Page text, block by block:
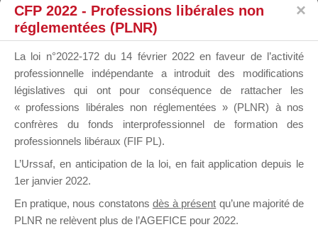
DU
DIRIGEANT
il y a un mois
CFP 2022 - Professions libérales non
réglementées (PLNR)
La loi n°2022-172 du 14 février 2022 en faveur de l’activité
professionnelle indépendante a introduit des modifications
législatives qui ont pour conséquence de rattacher les
« professions libérales non réglementées » (PLNR) à nos
confrères du fonds interprofessionnel de formation des
professionnels libéraux (FIF PL).
L’Urssaf, en anticipation de la loi, en fait application depuis le
1er janvier 2022.
En pratique, nous constatons dès à présent qu’une majorité de
PLNR ne relèvent plus de l’AGEFICE pour 2022.